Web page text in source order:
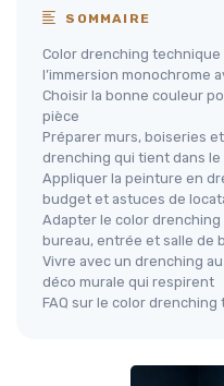
SOMMAIRE
Color drenching
l’immersion monochrome
Choisir la bonne couleur
pièce
Préparer murs, boiseries
drenching qui tient dans le
Appliquer la peinture en
budget et astuces de
Adapter le color drenching
bureau, entrée et salle de
Vivre avec un drenching
déco murale qui respirent
FAQ sur le color